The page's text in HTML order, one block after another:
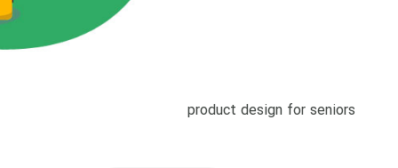
product design for seniors